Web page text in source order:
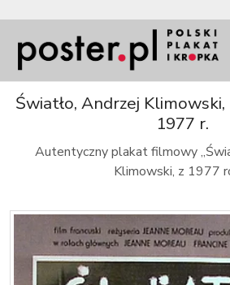
Światło, Andrzej
1977 r.
Autentyczny plakat filmowy
Klimowski, z 1977